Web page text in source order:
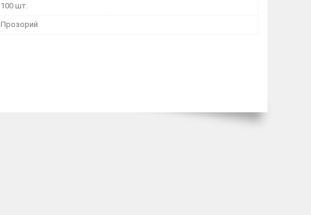
100 шт.
Прозорий